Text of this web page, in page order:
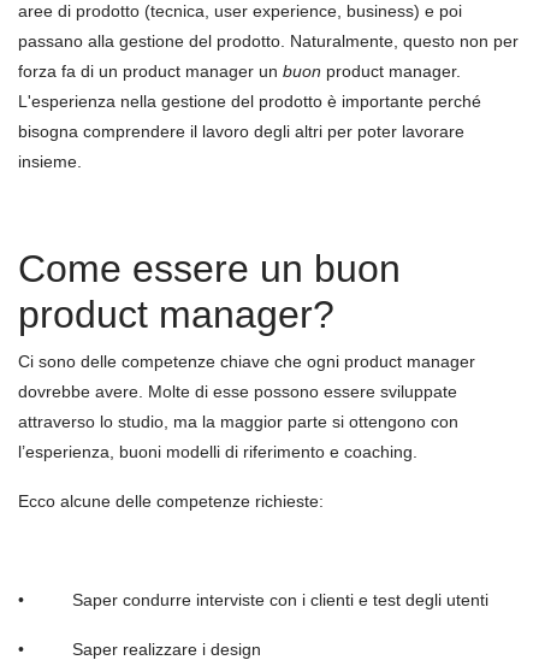
aree di prodotto (tecnica, user experience, business) e poi
passano alla gestione del prodotto. Naturalmente, questo non per
forza fa di un product manager un buon product manager.
L'esperienza nella gestione del prodotto è importante perché
bisogna comprendere il lavoro degli altri per poter lavorare
insieme
Come essere un buon
product manager?
Ci sono delle competenze chiave che ogni product manager
dovrebbe avere. Molte di esse possono essere sviluppate
attraverso lo studio, ma la maggior parte si ottengono con
l’esperienza, buoni modelli di riferimento e coaching.
Ecco alcune delle competenze richieste:
• Saper condurre interviste con i clienti e test degli utenti
• Saper realizzare i design